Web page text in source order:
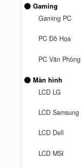
Gaming
Gaming PC
PC Đồ Họa
PC Văn Phòng
Màn hình
LCD LG
LCD Samsung
LCD Dell
LCD MSI